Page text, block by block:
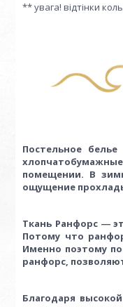
** увага! відтінки
Постельное белье
помещении. В
ощущение
Ткань Ранфорс ―
Потому что
Именно поэтому
ранфорс,
Благодаря